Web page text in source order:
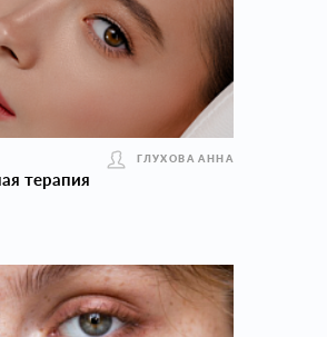
ГЛУХОВА АННА
терапия